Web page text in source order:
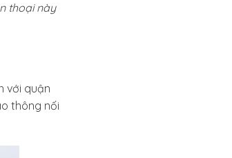
thoại này
với quận
thông nối